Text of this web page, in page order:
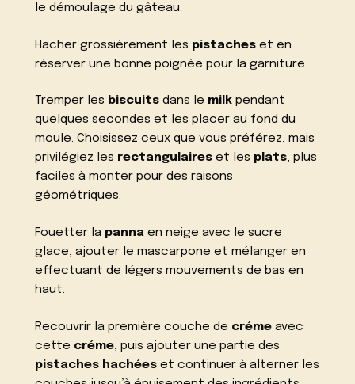
le démoulage du gâteau.
Hacher grossièrement les pistaches et en
réserver une bonne poignée pour la garniture.
Tremper les biscuits dans le milk pendant
quelques secondes et les placer au fond du
moule. Choisissez ceux que vous préférez, mais
privilégiez les rectangulaires et les plats, plus
faciles à monter pour des raisons
géométriques.
Fouetter la panna en neige avec le sucre
glace, ajouter le mascarpone et mélanger en
effectuant de légers mouvements de bas en
haut.
Recouvrir la première couche de créme avec
cette créme, puis ajouter une partie des
pistaches hachées et continuer à alterner les